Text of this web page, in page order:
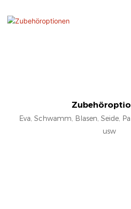
Eva, Schwamm, Blasen, Seide,
usw